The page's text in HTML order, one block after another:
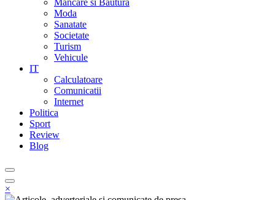
Mancare si Bautura
Moda
Sanatate
Societate
Turism
Vehicule
IT
Calculatoare
Comunicatii
Internet
Politica
Sport
Review
Blog
×